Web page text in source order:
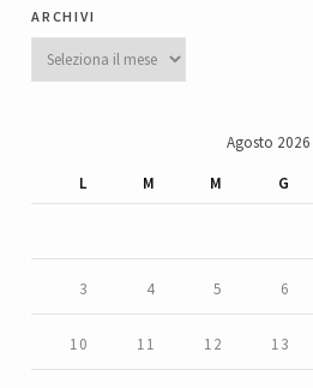
archivi
Archivi
Agosto 2026
L
M M G
3 4 5 6
10 11 12 13